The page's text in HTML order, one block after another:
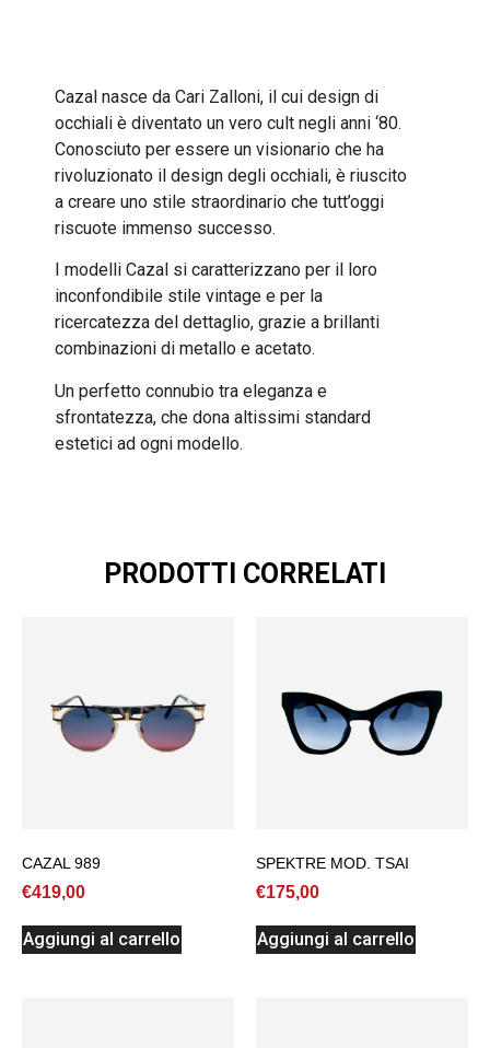
Cazal nasce da Cari Zalloni, il cui design di
occhiali è diventato un vero cult negli anni ‘80.
Conosciuto per essere un visionario che ha
rivoluzionato il design degli occhiali, è riuscito
a creare uno stile straordinario che tutt’oggi
riscuote immenso successo.
I modelli Cazal si caratterizzano per il loro
inconfondibile stile vintage e per la
ricercatezza del dettaglio, grazie a brillanti
combinazioni di metallo e acetato.
Un perfetto connubio tra eleganza e
sfrontatezza, che dona altissimi standard
estetici ad ogni modello.
PRODOTTI CORRELATI
CAZAL 989
€419,00
Aggiungi al carrello
SPEKTRE MOD. TSAI
€175,00
Aggiungi al carrello